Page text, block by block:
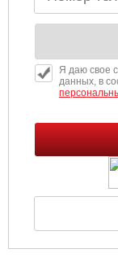
Я даю свое
данных, в